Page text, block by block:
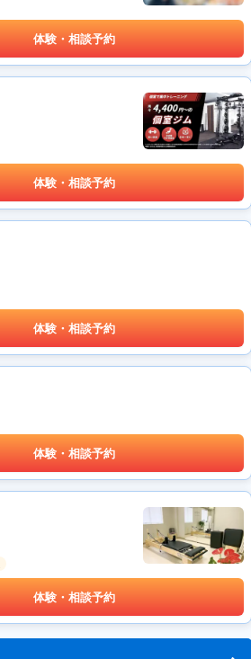
体験・相談予約
体験・相談予約
体験・相談予約
体験・相談予約
体験・相談予約